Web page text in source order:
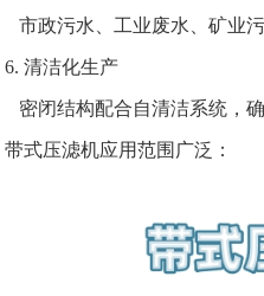
市政污水、工业废水、矿业
6. 清洁化生产
密闭结构配合自清洁系统，
带式压滤机应用范围广泛：